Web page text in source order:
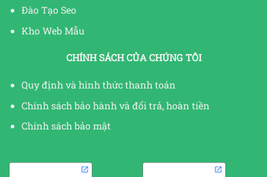
Đào Tạo Seo
Kho Web Mẫu
CHÍNH SÁCH CỦA CHÚNG TÔI
Quy định và hình thức thanh toán
Chính sách bảo hành và đổi trả, hoàn tiền
Chính sách bảo mật